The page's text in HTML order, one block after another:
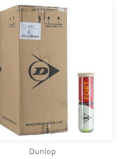
Dunlop